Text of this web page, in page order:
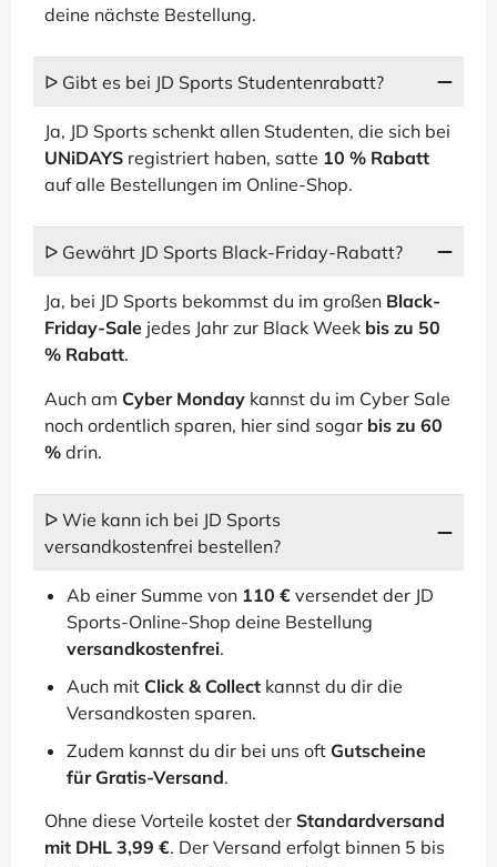
deine nächste Bestellung.
ᐅ Gibt es bei JD Sports Studentenrabatt?
Ja, JD Sports schenkt allen Studenten, die sich bei
UNiDAYS registriert haben, satte 10 % Rabatt
auf alle Bestellungen im Online-Shop.
ᐅ Gewährt JD Sports Black-Friday-Rabatt?
Ja, bei JD Sports bekommst du im großen Black-
Friday-Sale jedes Jahr zur Black Week bis zu 50
% Rabatt.
Auch am Cyber Monday kannst du im Cyber Sale
noch ordentlich sparen, hier sind sogar bis zu 60
% drin.
ᐅ Wie kann ich bei JD Sports
versandkostenfrei bestellen?
Ab einer Summe von 110 € versendet der JD
Sports-Online-Shop deine Bestellung
versandkostenfrei.
Auch mit Click & Collect kannst du dir die
Versandkosten sparen.
Zudem kannst du dir bei uns oft Gutscheine
für Gratis-Versand.
Ohne diese Vorteile kostet der Standardversand
mit DHL 3,99 €. Der Versand erfolgt binnen 5 bis